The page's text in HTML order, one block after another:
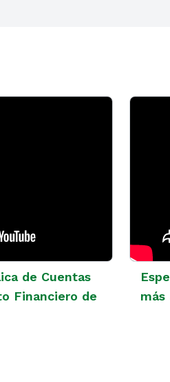
de Cuentas
Financiero de
más